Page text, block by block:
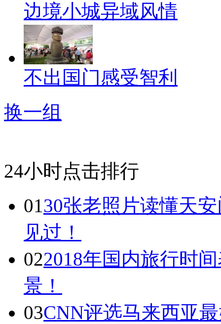
边境小城异域风情
不出国门感受智利
换一组
24小时点击排行
0130张老照片读懂天
见过！
022018年国内旅行时
景！
03CNN评选马来西亚